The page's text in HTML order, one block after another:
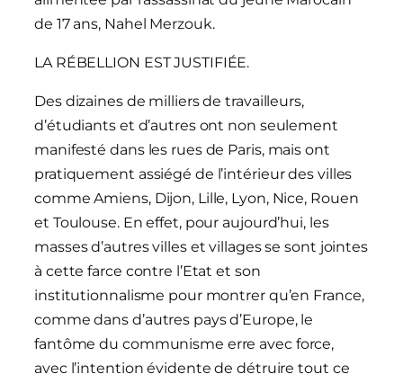
de 17 ans, Nahel Merzouk.
LA RÉBELLION EST JUSTIFIÉE.
Des dizaines de milliers de travailleurs,
d’étudiants et d’autres ont non seulement
manifesté dans les rues de Paris, mais ont
pratiquement assiégé de l’intérieur des villes
comme Amiens, Dijon, Lille, Lyon, Nice, Rouen
et Toulouse. En effet, pour aujourd’hui, les
masses d’autres villes et villages se sont jointes
à cette farce contre l’Etat et son
institutionnalisme pour montrer qu’en France,
comme dans d’autres pays d’Europe, le
fantôme du communisme erre avec force,
avec l’intention évidente de détruire tout ce